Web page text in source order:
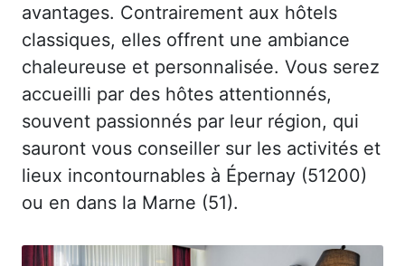
avantages. Contrairement aux hôtels
classiques, elles offrent une ambiance
chaleureuse et personnalisée. Vous serez
accueilli par des hôtes attentionnés,
souvent passionnés par leur région, qui
sauront vous conseiller sur les activités et
lieux incontournables à Épernay (51200)
ou en dans la Marne (51).